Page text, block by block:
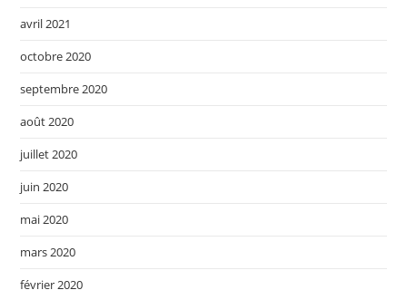
avril 2021
octobre 2020
septembre 2020
août 2020
juillet 2020
juin 2020
mai 2020
mars 2020
février 2020